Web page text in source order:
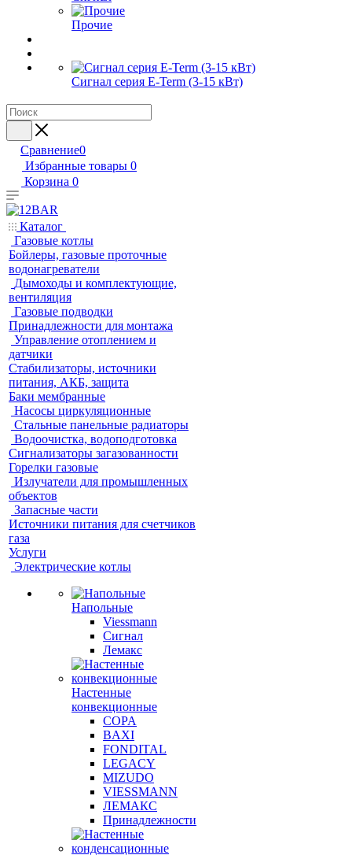
Прочие
Сигнал серия E-Term (3-15 кВт)
Сравнение0
Избранные товары 0
Корзина 0
Каталог
Газовые котлы
Бойлеры, газовые проточные
водонагреватели
Дымоходы и комплектующие,
вентиляция
Газовые подводки
Принадлежности для монтажа
Управление отоплением и
датчики
Стабилизаторы, источники
питания, АКБ, защита
Баки мембранные
Насосы циркуляционные
Стальные панельные радиаторы
Водоочистка, водоподготовка
Сигнализаторы загазованности
Горелки газовые
Излучатели для промышленных
объектов
Запасные части
Источники питания для счетчиков
газа
Услуги
Электрические котлы
Напольные
Viessmann
Сигнал
Лемакс
Настенные
конвекционные
COPA
BAXI
FONDITAL
LEGACY
MIZUDO
VIESSMANN
ЛЕМАКС
Принадлежности